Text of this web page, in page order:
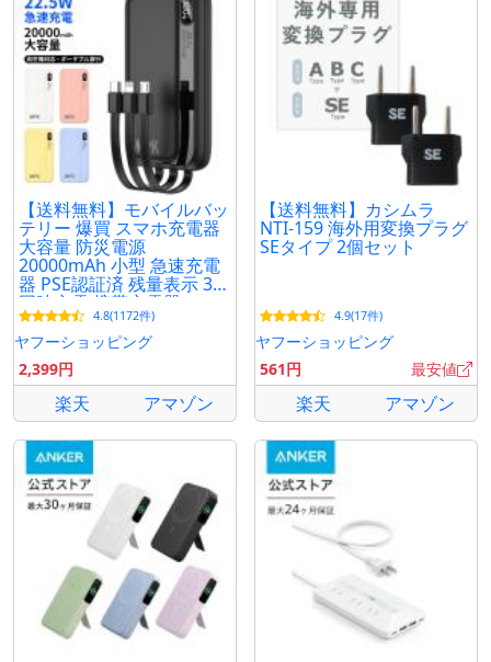
【送料無料】モバイルバッ
テリー 爆買 スマホ充電器
大容量 防災電源
20000mAh 小型 急速充電
器 PSE認証済 残量表示 3台
同時充電 携帯充電器
iPhone/iPad/Android対応
4.8(1172件)
ヤフーショッピング
2,399円
楽天 アマゾン
【送料無料】カシムラ
NTI-159 海外用変換プラグ
SEタイプ 2個セット
4.9(17件)
ヤフーショッピング
561円
最安値
楽天 アマゾン